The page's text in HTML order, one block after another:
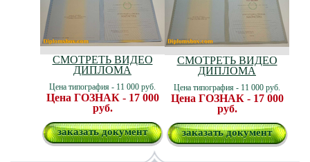
СМОТРЕТЬ ВИДЕО
ДИПЛОМА
Цена типография - 11 000 руб.
Цена ГОЗНАК - 17 000
руб.
заказать документ
СМОТРЕТЬ ВИДЕО
ДИПЛОМА
Цена типография - 11 000 руб.
Цена ГОЗНАК - 17 000
руб.
заказать документ